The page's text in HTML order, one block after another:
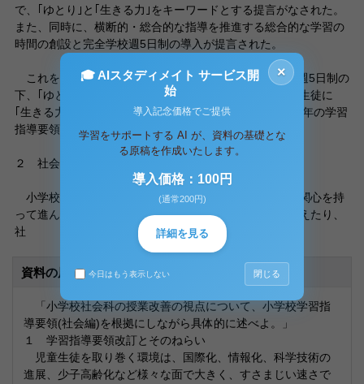
で、｢ゆとり｣と｢生きる力｣をキーワードとする提言がなされた。
また、同時に、横断的・総合的な指導を推進する総合的な学習の
時間の創設と完全学校週5日制の導入が提言された。
これを受けて、1998年7月、教育課程審議会は、完全週5日制の
下、｢ゆとり｣の中で｢特色ある教育｣を展開し、幼児児童生徒に
｢生きる力｣を育成することを基本的なねらいとし、1998年の学習
指導要領の改訂に至った。
２ 社会科改訂の趣旨
小学校の社会科も改善が行われ、児童が社会的事象に関心を持
って進んでかかわり、それらの意味や働きを多面的に考えたり、
社
資料の原本内容
「小学校社会科の授業改善の視点について、小学校学習指
導要領(社会編)を根拠にしながら具体的に述べよ。」
１ 学習指導要領改訂とそのねらい
児童生徒を取り巻く環境は、国際化、情報化、科学技術の
進展、少子高齢化など様々な面で大きく、すさまじい速さで
×
🎓 AIスタディメイト サービス開
始
導入記念価格でご提供
学習をサポートする AI が、資料の基礎とな
る原稿を作成いたします。
導入価格：100円
(通常200円)
詳細を見る
今日はもう表示しない 閉じる